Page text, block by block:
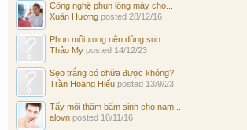
Công nghệ phun lông mày cho...
Xuân Hương posted 28/12/16
Phun môi xong nên dùng son...
Thảo My posted 14/12/23
Sẹo trắng có chữa được không?
Trần Hoàng Hiếu posted 13/9/23
Tẩy môi thâm bẩm sinh cho nam...
alovn posted 10/11/16